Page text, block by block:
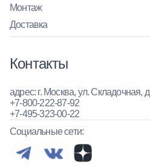
Монтаж
Доставка
Контакты
адрес: г. Москва, ул. Складочная,
+7-800-222-87-92
+7-495-323-00-22
Социальные сети: